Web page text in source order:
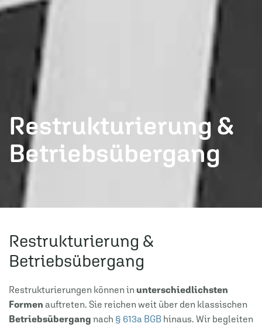
Restrukturierung &
Betriebsübergang
Restrukturierung &
Betriebsübergang
Restrukturierungen können in unterschiedlichsten
Formen auftreten. Sie reichen weit über den klassischen
Betriebsübergang nach § 613a BGB hinaus. Wir begleiten